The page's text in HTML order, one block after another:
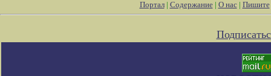
Портал| Содержание| О нас| Пишите